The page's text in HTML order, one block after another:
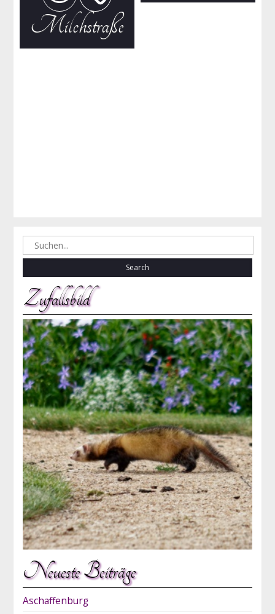
Milchstraße
Search
for:
Zufallsbild
Neueste Beiträge
Aschaffenburg